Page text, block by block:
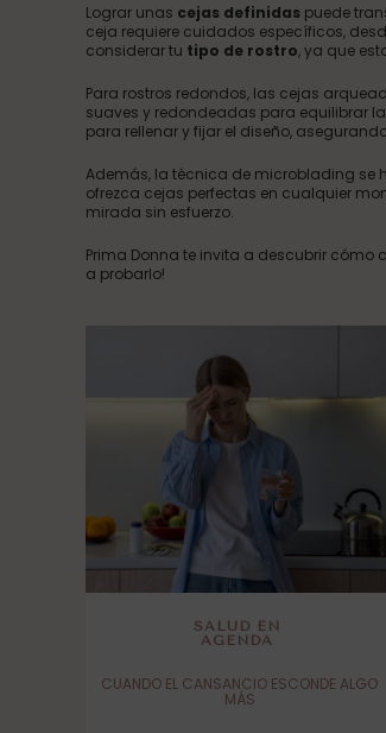
Lograr unas cejas definidas puede
ceja requiere cuidados específicos,
considerar tu tipo de rostro, ya que
Para rostros redondos, las cejas
suaves y redondeadas para equilibrar
para rellenar y fijar el diseño,
Además, la técnica de microblading se
ofrezca cejas perfectas en cualquier
mirada sin esfuerzo.
Prima Donna te invita a descubrir cómo
a probarlo!
SALUD EN
AGENDA
CUANDO EL CANSANCIO ESCONDE ALGO
MÁS